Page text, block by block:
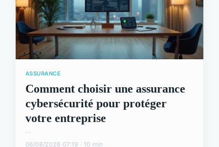
ASSURANCE
Comment choisir une assurance
cybersécurité pour protéger
votre entreprise
...
06/08/2026 07:19 · 10 min